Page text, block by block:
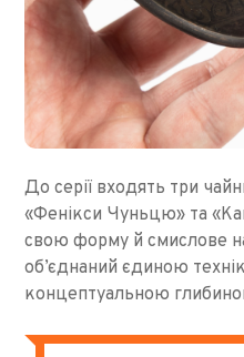
До серії входять три
«Фенікси Чуньцю» та
свою форму й смислове
об’єднаний єдиною
концептуальною